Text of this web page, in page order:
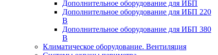
Дополнительное оборудование для ИБП
Дополнительное оборудование для ИБП 220
В
Дополнительное оборудование для ИБП 380
В
Климатическое оборудование. Вентиляция